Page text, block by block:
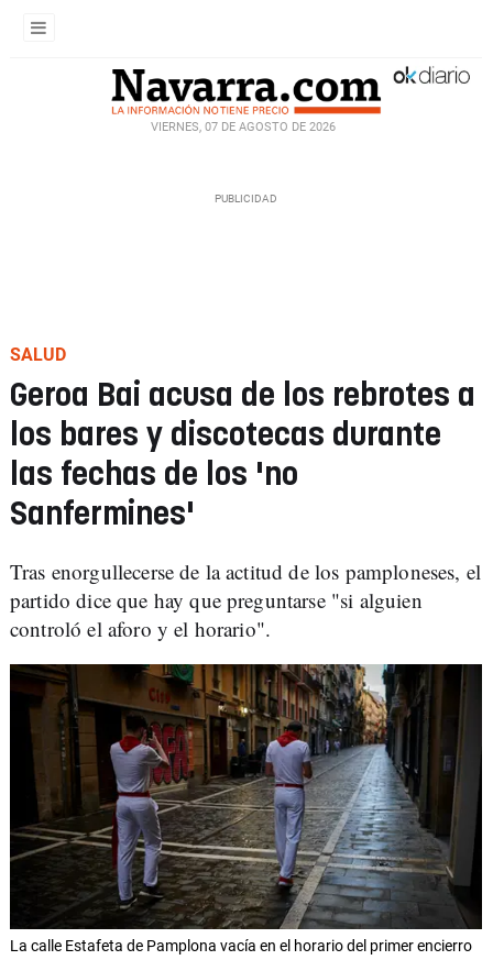
VIERNES, 07 DE AGOSTO DE 2026
SALUD
Geroa Bai acusa de los rebrotes a
los bares y discotecas durante
las fechas de los 'no
Sanfermines'
Tras enorgullecerse de la actitud de los pamploneses, el
partido dice que hay que preguntarse "si alguien
controló el aforo y el horario".
La calle Estafeta de Pamplona vacía en el horario del primer encierro